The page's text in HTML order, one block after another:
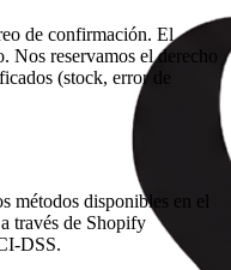
de confirmación. El
Nos reservamos el derecho
(stock, error de
métodos disponibles en el
través de Shopify
DSS.